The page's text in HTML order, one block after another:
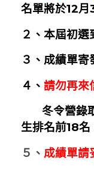
名單將於12月
２、本屆初選
３、成績單
４、 請勿再來
冬令營錄取
生排名前18名
５、 成績單請